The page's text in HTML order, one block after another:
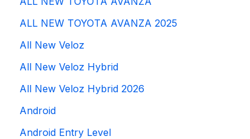
ALL NEW TOYOTA AVANZA 2025
All New Veloz
All New Veloz Hybrid
All New Veloz Hybrid 2026
Android
Android Entry Level